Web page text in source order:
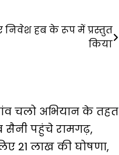
निवेश हब के रूप में प्रस्तुत
किया
चलो अभियान के तहत
सैनी पहुंचे रामगढ़,
21 लाख की घोषणा,